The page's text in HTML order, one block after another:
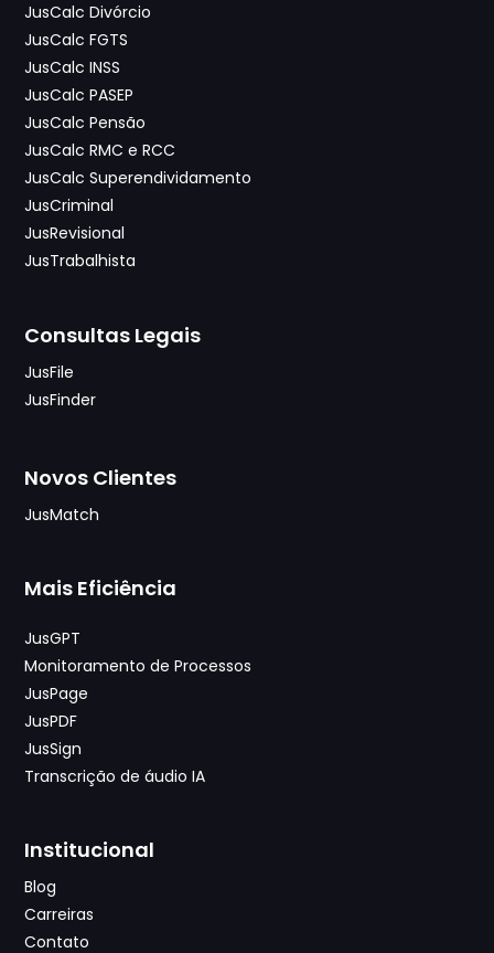
JusCalc Divórcio
JusCalc FGTS
JusCalc INSS
JusCalc PASEP
JusCalc Pensão
JusCalc RMC e RCC
JusCalc Superendividamento
JusCriminal
JusRevisional
JusTrabalhista
Consultas Legais
JusFile
JusFinder
Novos Clientes
JusMatch
Mais Eficiência
JusGPT
Monitoramento de Processos
JusPage
JusPDF
JusSign
Transcrição de áudio IA
Institucional
Blog
Carreiras
Contato